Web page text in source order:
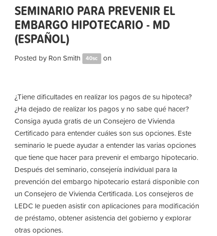
SEMINARIO PARA PREVENIR EL
EMBARGO HIPOTECARIO - MD
(ESPAÑOL)
Posted by Ron Smith 40sc on
¿Tiene dificultades en realizar los pagos de su hipoteca?
¿Ha dejado de realizar los pagos y no sabe qué hacer?
Consiga ayuda gratis de un Consejero de Vivienda
Certificado para entender cuáles son sus opciones. Este
seminario le puede ayudar a entender las varias opciones
que tiene que hacer para prevenir el embargo hipotecario.
Después del seminario, consejería individual para la
prevención del embargo hipotecario estará disponible con
un Consejero de Vivienda Certificada. Los consejeros de
LEDC le pueden asistir con aplicaciones para modificación
de préstamo, obtener asistencia del gobierno y explorar
otras opciones.